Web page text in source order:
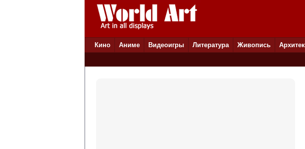
Кино Аниме Видеоигры Литература Живопись